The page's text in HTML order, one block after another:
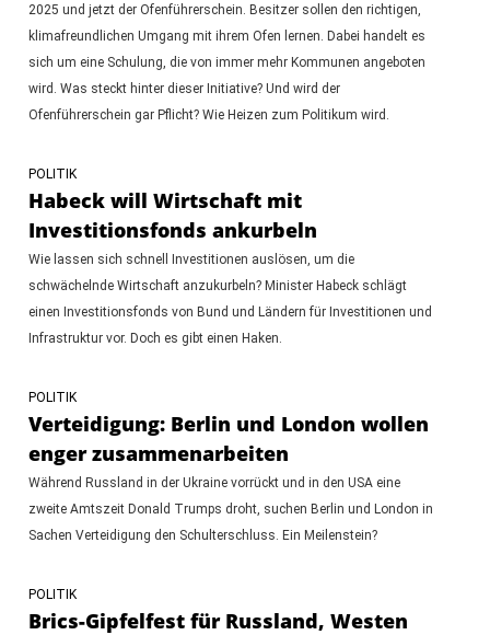
2025 und jetzt der Ofenführerschein. Besitzer sollen den richtigen,
klimafreundlichen Umgang mit ihrem Ofen lernen. Dabei handelt es
sich um eine Schulung, die von immer mehr Kommunen angeboten
wird. Was steckt hinter dieser Initiative? Und wird der
Ofenführerschein gar Pflicht? Wie Heizen zum Politikum wird.
POLITIK
Habeck will Wirtschaft mit
Investitionsfonds ankurbeln
Wie lassen sich schnell Investitionen auslösen, um die
schwächelnde Wirtschaft anzukurbeln? Minister Habeck schlägt
einen Investitionsfonds von Bund und Ländern für Investitionen und
Infrastruktur vor. Doch es gibt einen Haken.
POLITIK
Verteidigung: Berlin und London wollen
enger zusammenarbeiten
Während Russland in der Ukraine vorrückt und in den USA eine
zweite Amtszeit Donald Trumps droht, suchen Berlin und London in
Sachen Verteidigung den Schulterschluss. Ein Meilenstein?
POLITIK
Brics-Gipfelfest für Russland, Westen